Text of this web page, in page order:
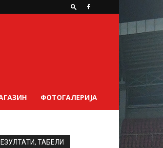
ФОТОГАЛЕРИЈА
ТАБЕЛИ